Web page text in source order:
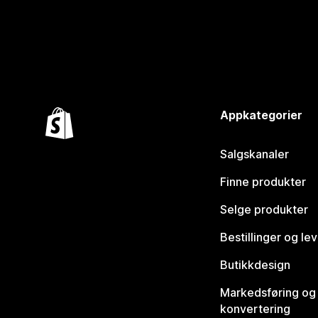
Appkategorier
Salgskanaler
Finne produkter
Selge produkter
Bestillinger og
Butikkdesign
Markedsføring og
konvertering